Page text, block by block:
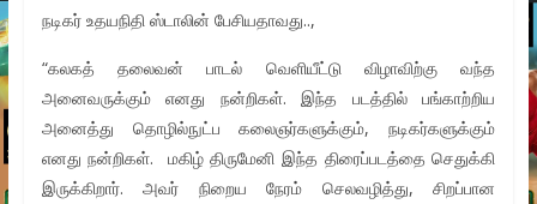
நடிகர் உதயநிதி ஸ்டாலின் பேசியதாவது..,
“கலகத் தலைவன் பாடல் வெளியீட்டு விழாவிற்கு வந்த
அனைவருக்கும் எனது நன்றிகள். இந்த படத்தில் பங்காற்றிய
அனைத்து தொழில்நுட்ப கலைஞர்களுக்கும், நடிகர்களுக்கும்
எனது நன்றிகள். மகிழ் திருமேனி இந்த திரைப்படத்தை செதுக்கி
இருக்கிறார். அவர் நிறைய நேரம் செலவழித்து, சிறப்பான